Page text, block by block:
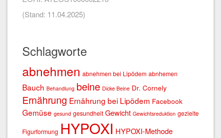
(Stand: 11.04.2025)
Schlagworte
abnehmen abnehmen bei Lipödem abnhemen
Bauch Behandlung beine Dicke Beine Dr. Cornely
Ernährung Ernährung bei Lipödem Facebook
Gemüse gesund gesundheit Gewicht Gewichtsreduktion gezielte
Figurformung HYPOXI HYPOXI-Methode